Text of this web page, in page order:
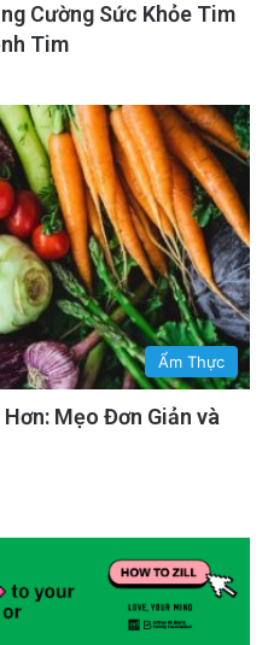
Cường Sức Khỏe Tim
Tim
Ẩm Thực
Mẹo Đơn Giản và